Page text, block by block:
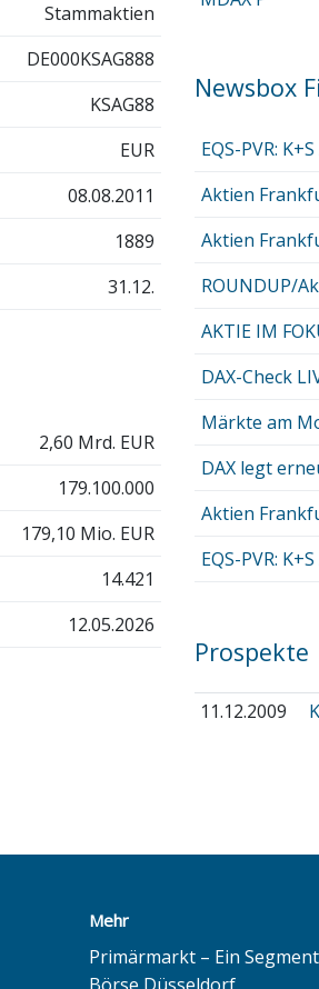
Stammaktien
DE000KSAG888
KSAG88
EUR
08.08.2011
1889
31.12.
2,60 Mrd. EUR
179.100.000
179,10 Mio. EUR
14.421
12.05.2026
Newsbox
EQS-PVR:
Aktien
Aktien
ROUNDUP/
AKTIE IM
DAX-Check
Märkte am
DAX legt
Aktien
EQS-PVR:
Prospekte
11.12.2009
Mehr
Primärmarkt – Ein